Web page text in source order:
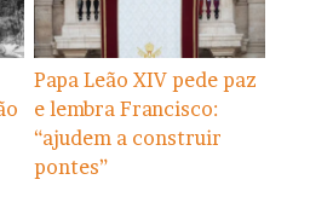
Papa Leão XIV pede paz
e lembra Francisco:
“ajudem a construir
pontes”